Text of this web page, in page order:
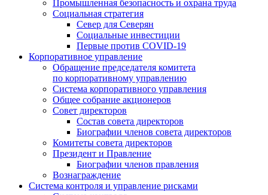
Промышленная безопасность и охрана труда
Социальная стратегия
Север для Северян
Социальные инвестиции
Первые против COVID‑19
Корпоративное управление
Обращение председателя комитета
по корпоративному управлению
Система корпоративного управления
Общее собрание акционеров
Совет директоров
Состав совета директоров
Биографии членов совета директоров
Комитеты совета директоров
Президент и Правление
Биографии членов правления
Вознаграждение
Система контроля и управление рисками